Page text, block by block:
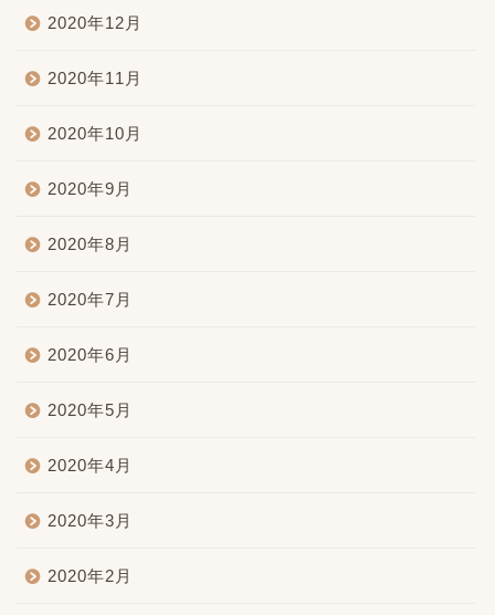
2020年12月
2020年11月
2020年10月
2020年9月
2020年8月
2020年7月
2020年6月
2020年5月
2020年4月
2020年3月
2020年2月